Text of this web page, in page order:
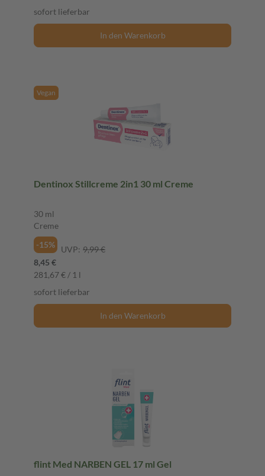
sofort lieferbar
In den Warenkorb
Vegan
Dentinox Stillcreme 2in1 30 ml Creme
30 ml
Creme
-15%
UVP: 9,99 €
8,45 €
281,67 € / 1 l
sofort lieferbar
In den Warenkorb
flint Med NARBEN GEL 17 ml Gel